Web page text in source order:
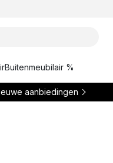
Buitenmeubilair %
aanbiedingen